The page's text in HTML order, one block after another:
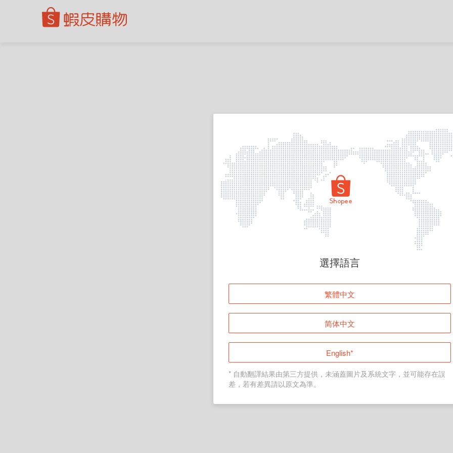
頁面無法顯示
登入
返回首頁
選擇語言
繁體中文
简体中文
English*
* 自動翻譯結果由第三方提供，未涵蓋圖片及系統文字，並可能存在誤
差，若有差異請以原文為準。